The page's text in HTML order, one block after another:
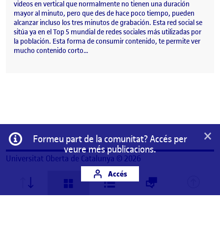
videos en vertical que normalmente no tienen una duración
mayor al minuto, pero que des de hace poco tiempo, pueden
alcanzar incluso los tres minutos de grabación. Esta red social se
sitúa ya en el Top 5 mundial de redes sociales más utilizadas por
la población. Esta forma de consumir contenido, te permite ver
mucho contenido corto…
Informació
Formeu part de la comunitat? Accés per
veure més publicacions.
Accés
×
Universitat Oberta de Catalunya © 2026